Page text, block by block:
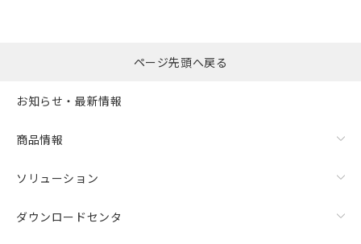
ページ先頭へ戻る
お知らせ・最新情報
商品情報
ソリューション
ダウンロードセンタ